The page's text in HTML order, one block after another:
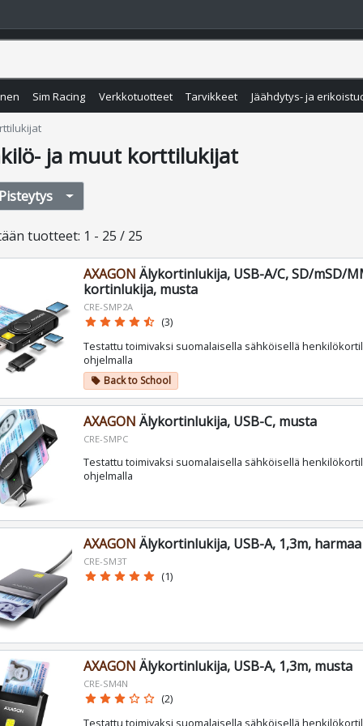
Sim Racing Verkkotuotteet Tarvikkeet Jäähdytys- ja
ja muut korttilukijat
Pisteytys
tuotteet: 1 - 25 / 25
AXAGON Älykortinlukija, USB-A/C, SD/mSD/
kortinlukija, musta
CRE-SMP2A
star star star star star_half (3)
Testattu toimivaksi suomalaisella sähköisellä
ohjelmalla
local_offer Back to School
AXAGON Älykortinlukija, USB-C, musta
CRE-SMPC
Testattu toimivaksi suomalaisella sähköisellä
ohjelmalla
AXAGON Älykortinlukija, USB-A, 1,3m, harmaa
CRE-SM3T
star star star star star (1)
AXAGON Älykortinlukija, USB-A, 1,3m, musta
CRE-SM4N
star star star star_border star_border (2)
Testattu toimivaksi suomalaisella sähköisellä